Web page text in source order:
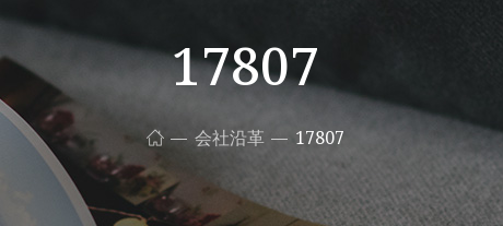
17807
会社沿革 17807